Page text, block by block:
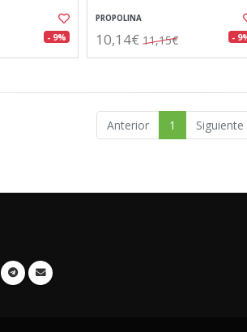
- 9%
PROPOLINA
10,14€ 11,15€ -
Anterior 1 Siguiente